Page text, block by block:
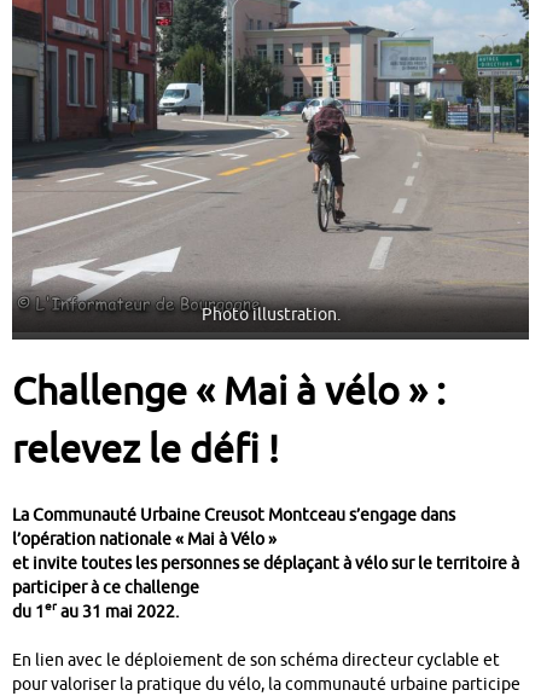
Photo illustration.
Challenge « Mai à vélo » :
relevez le défi !
La Communauté Urbaine Creusot Montceau s’engage dans
l’opération nationale « Mai à Vélo »
et invite toutes les personnes se déplaçant à vélo sur le territoire à
participer à ce challenge
du 1er au 31 mai 2022.
En lien avec le déploiement de son schéma directeur cyclable et
pour valoriser la pratique du vélo, la communauté urbaine participe